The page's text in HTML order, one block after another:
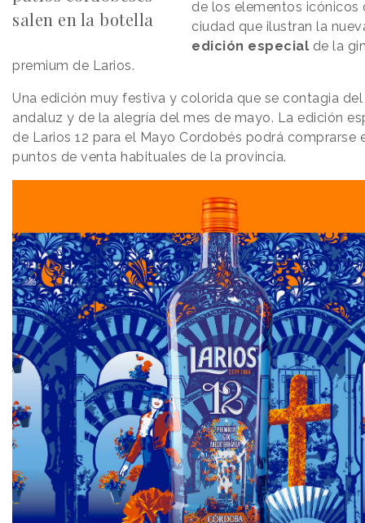
salen en la botella
de los elementos icónicos
ciudad que ilustran la
edición especial de la
premium de Larios.
Una edición muy festiva y colorida que se contagia
andaluz y de la alegría del mes de mayo. La edición
de Larios 12 para el Mayo Cordobés podrá comprarse
puntos de venta habituales de la provincia.